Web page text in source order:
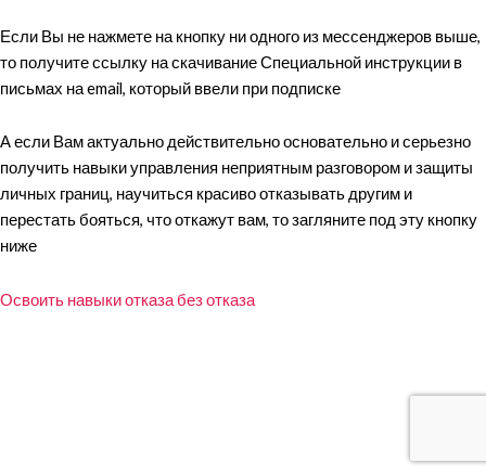
Если Вы не нажмете на кнопку ни одного из мессенджеров выше,
то получите ссылку на скачивание Специальной инструкции в
письмах на email, который ввели при подписке
А если Вам актуально действительно основательно и серьезно
получить навыки управления неприятным разговором и защиты
личных границ, научиться красиво отказывать другим и
перестать бояться, что откажут вам, то загляните под эту кнопку
ниже
Освоить навыки отказа без отказа